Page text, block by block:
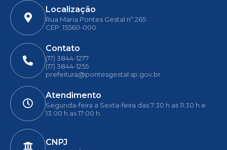
Localização
Rua Maria Pontes Gestal nº 265
CEP: 15560-000
Contato
(17) 3844-1277
(17) 3844-1255
prefeitura@pontesgestal.sp.gov.br
Atendimento
Segunda-feira a Sexta-feira das 7:30 h as 11:30 h e
13:00 h as 17:00 h.
CNPJ